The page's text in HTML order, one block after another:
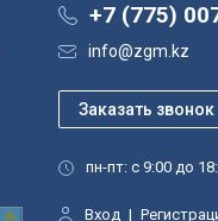
+7 (775)
info@zgm.kz
пн-пт: с 9:00 до
Вход |